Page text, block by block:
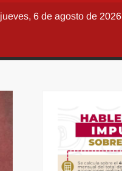
jueves, 6 de agosto de 2026